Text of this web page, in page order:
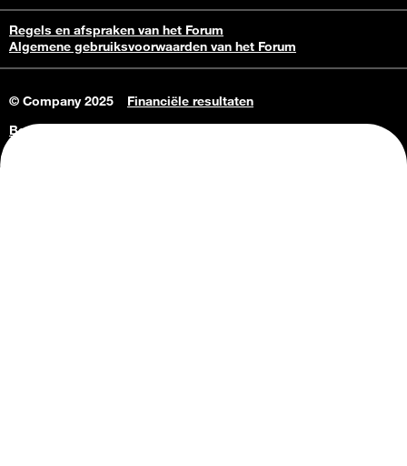
Regels en afspraken van het Forum
Algemene gebruiksvoorwaarden van het Forum
© Company 2025
Financiële resultaten
Bedrijfsgegevens